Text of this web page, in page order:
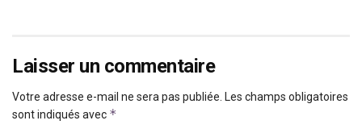
Laisser un commentaire
Votre adresse e-mail ne sera pas publiée. Les champs obligatoires
sont indiqués avec *